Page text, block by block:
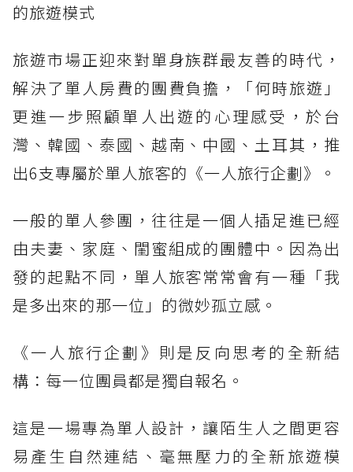
的旅遊模式
旅遊市場正迎來對單身族群最友善的時代，
解決了單人房費的團費負擔，「何時旅遊」
更進一步照顧單人出遊的心理感受，於台
灣、韓國、泰國、越南、中國、土耳其，推
出6支專屬於單人旅客的《一人旅行企劃》。
一般的單人參團，往往是一個人插足進已經
由夫妻、家庭、閨蜜組成的團體中。因為出
發的起點不同，單人旅客常常會有一種「我
是多出來的那一位」的微妙孤立感。
《一人旅行企劃》則是反向思考的全新結
構：每一位團員都是獨自報名。
這是一場專為單人設計，讓陌生人之間更容
易產生自然連結、毫無壓力的全新旅遊模